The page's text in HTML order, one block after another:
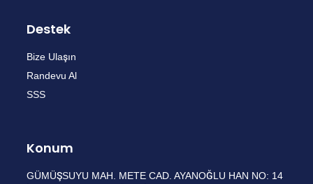
Destek
Bize Ulaşın
Randevu Al
SSS
Konum
GÜMÜŞSUYU MAH. METE CAD. AYANOĞLU HAN NO: 14